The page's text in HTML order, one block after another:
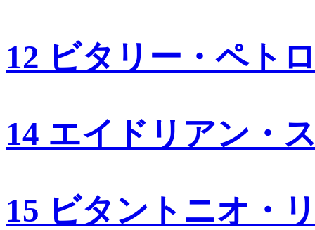
12 ビタリー・ペト
14 エイドリアン・
15 ビタントニオ・